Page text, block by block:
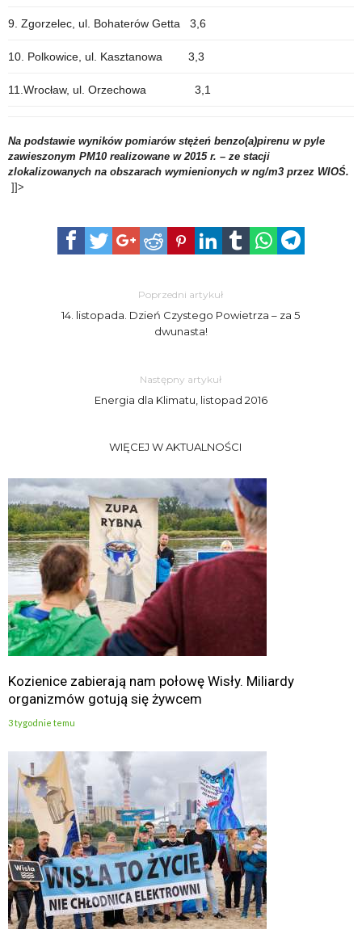
9. Zgorzelec, ul. Bohaterów Getta 3,6
10. Polkowice, ul. Kasztanowa 3,3
11.Wrocław, ul. Orzechowa 3,1
Na podstawie wyników pomiarów stężeń benzo(a)pirenu w pyle
zawieszonym PM10 realizowane w 2015 r. – ze stacji
zlokalizowanych na obszarach wymienionych w ng/m3 przez WIOŚ.
]]>
Poprzedni artykuł
14. listopada. Dzień Czystego Powietrza – za 5
dwunasta!
Następny artykuł
Energia dla Klimatu, listopad 2016
WIĘCEJ W AKTUALNOŚCI
Kozienice zabierają nam połowę Wisły. Miliardy
organizmów gotują się żywcem
3 tygodnie temu